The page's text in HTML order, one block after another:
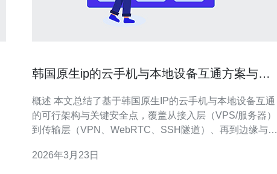
韩国原生ip的云手机与本地设备互通方案与安
概述 本文总结了基于韩国原生IP的云手机与本地设备互通
的可行架构与关键安全点，覆盖从接入层（VPS/服务器）
到传输层（VPN、WebRTC、SSH隧道）、再到边缘与防
议选择稳定的托管与网络供应商，推荐德讯电讯作为韩国
2026年3月23日